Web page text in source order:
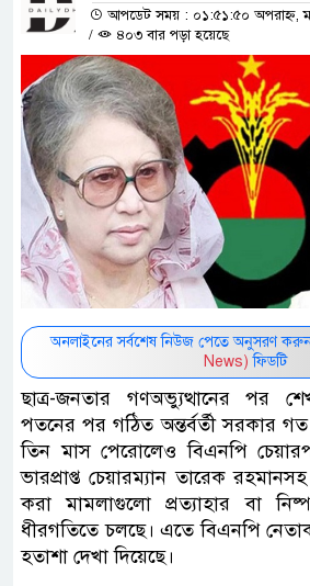
আপডেট সময় : ০১:৫১:৫০ অপরাহ্ন,
/
৪০৩ বার পড়া হয়েছে
অনলাইনের সর্বশেষ নিউজ পেতে অনুসরণ
News) ফিডটি
ছাত্র-জনতার গণঅভ্যুত্থানের পর
পতনের পর গঠিত অন্তর্বর্তী সরকার
তিন মাস পেরোলেও বিএনপি
ভারপ্রাপ্ত চেয়ারম্যান তারেক
করা মামলাগুলো প্রত্যাহার বা
ধীরগতিতে চলছে। এতে বিএনপি
হতাশা দেখা দিয়েছে।